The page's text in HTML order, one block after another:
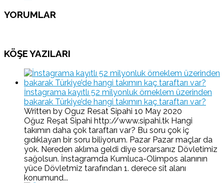
YORUMLAR
KÖŞE YAZILARI
İnstagrama kayıtlı 52 milyonluk örneklem üzerinden
bakarak Türkiye’de hangi takımın kaç taraftarı var?
Written by Oguz Resat Sipahi 10 May 2020
Oğuz Reşat Sipahi http://www.sipahi.tk Hangi
takımın daha çok taraftarı var? Bu soru çok iç
gıdıklayan bir soru biliyorum. Pazar Pazar maçlar da
yok. Nereden aklıma geldi diye sorarsanız Dövletimiz
sağolsun. İnstagramda Kumluca-Olimpos alanının
yüce Dövletmiz tarafından 1. derece sit alanı
konumund...